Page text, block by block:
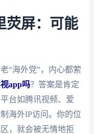
荧屏：可能
“海外党”，内心都萦
app吗？答案是肯定
台如腾讯视频、爱
海外IP访问。你的位
，就会被无情地拒